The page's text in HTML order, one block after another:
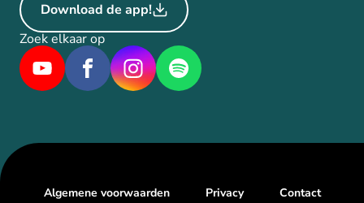
Download de app!
Zoek elkaar op
Algemene voorwaarden Privacy Contact